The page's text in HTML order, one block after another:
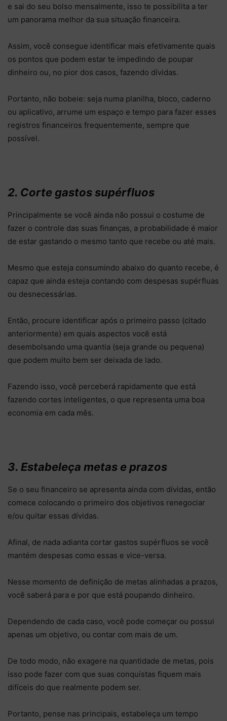
e sai do seu bolso mensalmente, isso te possibilita a ter
um panorama melhor da sua situação financeira.
Assim, você consegue identificar mais efetivamente quais
os pontos que podem estar te impedindo de poupar
dinheiro ou, no pior dos casos, fazendo dívidas.
Portanto, não bobeie: seja numa planilha, bloco, caderno
ou aplicativo, arrume um espaço e tempo para fazer esses
registros financeiros frequentemente, sempre que
possível.
2. Corte gastos supérfluos
Principalmente se você ainda não possui o costume de
fazer o controle das suas finanças, a probabilidade é maior
de estar gastando o mesmo tanto que recebe ou até mais.
Mesmo que esteja consumindo abaixo do quanto recebe, é
capaz que ainda esteja contando com despesas supérfluas
ou desnecessárias.
Então, procure identificar após o primeiro passo (citado
anteriormente) em quais aspectos você está
desembolsando uma quantia (seja grande ou pequena)
que podem muito bem ser deixada de lado.
Fazendo isso, você perceberá rapidamente que está
fazendo cortes inteligentes, o que representa uma boa
economia em cada mês.
3. Estabeleça metas e prazos
Se o seu financeiro se apresenta ainda com dívidas, então
comece colocando o primeiro dos objetivos renegociar
e/ou quitar essas dívidas.
Afinal, de nada adianta cortar gastos supérfluos se você
mantém despesas como essas e vice-versa.
Nesse momento de definição de metas alinhadas a prazos,
você saberá para e por que está poupando dinheiro.
Dependendo de cada caso, você pode começar ou possui
apenas um objetivo, ou contar com mais de um.
De todo modo, não exagere na quantidade de metas, pois
isso pode fazer com que suas conquistas fiquem mais
difíceis do que realmente podem ser.
Portanto, pense nas principais, estabeleça um tempo